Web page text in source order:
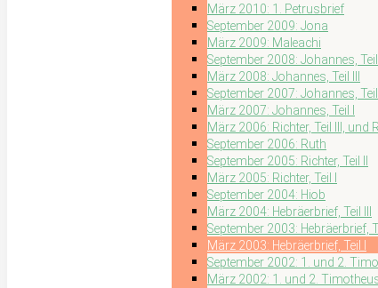
März 2010: 1. Petrusbrief
September 2009: Jona
März 2009: Maleachi
September 2008: Johannes,
März 2008: Johannes, Teil III
September 2007: Johannes, Teil II
März 2007: Johannes, Teil I
März 2006: Richter, Teil III, und
September 2006: Ruth
September 2005: Richter, Teil II
März 2005: Richter, Teil I
September 2004: Hiob
März 2004: Hebräerbrief, Teil III
September 2003: Hebräerbrief,
März 2003: Hebräerbrief, Teil I
September 2002: 1. und 2.
März 2002: 1. und 2.